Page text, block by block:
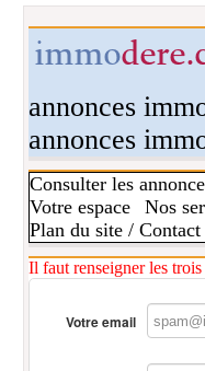
annonces
annonces
Consulter les
Votre espace
Nos
Plan du site / Contact
Il faut renseigner les
Votre email